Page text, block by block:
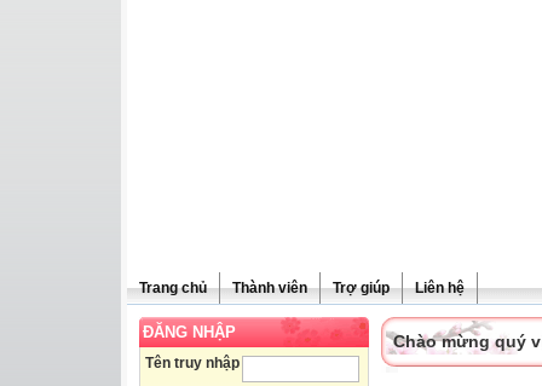
Trang chủ Thành viên Trợ giúp Liên hệ
ĐĂNG NHẬP
Tên truy nhập
Chào mừng quý